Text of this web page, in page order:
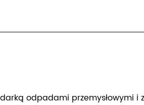
odpadami przemysłowymi i